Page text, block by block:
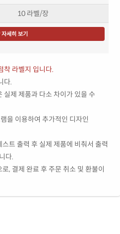
10 라벨/장
자세히 보기
착 라벨지 입니다.
다.
제 제품과 다소 차이가 있을 수
을 이용하여 추가적인 디자인
트 출력 후 실제 제품에 비춰서 출력
다.
, 결제 완료 후 주문 취소 및 환불이